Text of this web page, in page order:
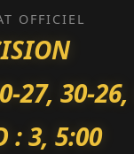
OFFICIEL
27, 30-
: 3, 5:00